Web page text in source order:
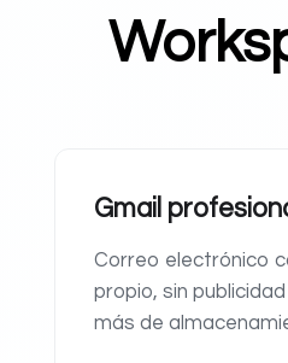
Gmail
Correo electrónico
propio, sin
más de